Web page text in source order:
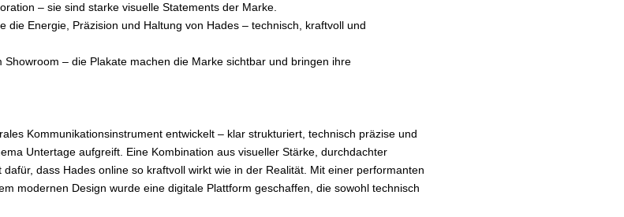
– sie sind starke visuelle Statements der Marke.
die Energie, Präzision und Haltung von Hades – technisch, kraftvoll und
– die Plakate machen die Marke sichtbar und bringen ihre
Kommunikationsinstrument entwickelt – klar strukturiert, technisch präzise und
Untertage aufgreift. Eine Kombination aus visueller Stärke, durchdachter
dass Hades online so kraftvoll wirkt wie in der Realität. Mit einer performanten
modernen Design wurde eine digitale Plattform geschaffen, die sowohl technisch